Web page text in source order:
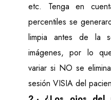
Requirements
Workstation
16 GB RAM
2.2 GHz or faster
Minimum 10 GB
etc. Tenga en
percentiles se
limpia antes de la
imágenes, por lo
variar si NO se
sesión VISIA del